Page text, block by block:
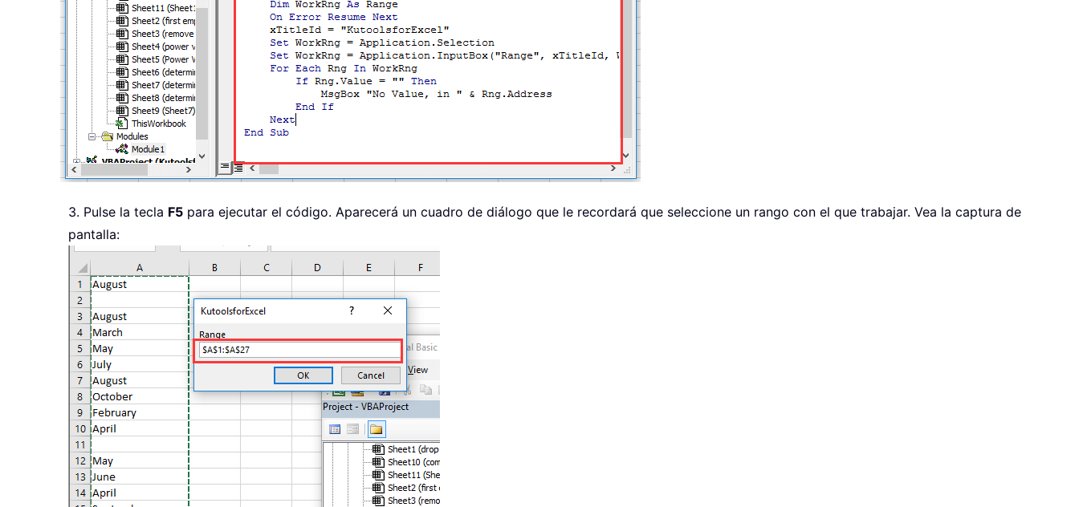
3. Pulse la tecla F5 para ejecutar el código. Aparecerá un cuadro de diálogo que le recordará que seleccione un rango con el que trabajar. Vea la captura de
pantalla: